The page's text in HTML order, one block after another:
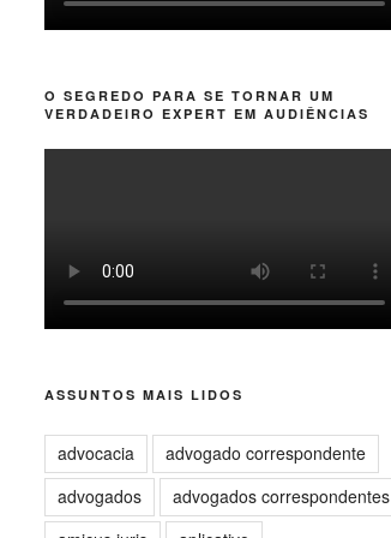
O SEGREDO PARA SE TORNAR UM
VERDADEIRO EXPERT EM AUDIÊNCIAS
ASSUNTOS MAIS LIDOS
advocacia
advogado correspondente
advogados
advogados correspondentes